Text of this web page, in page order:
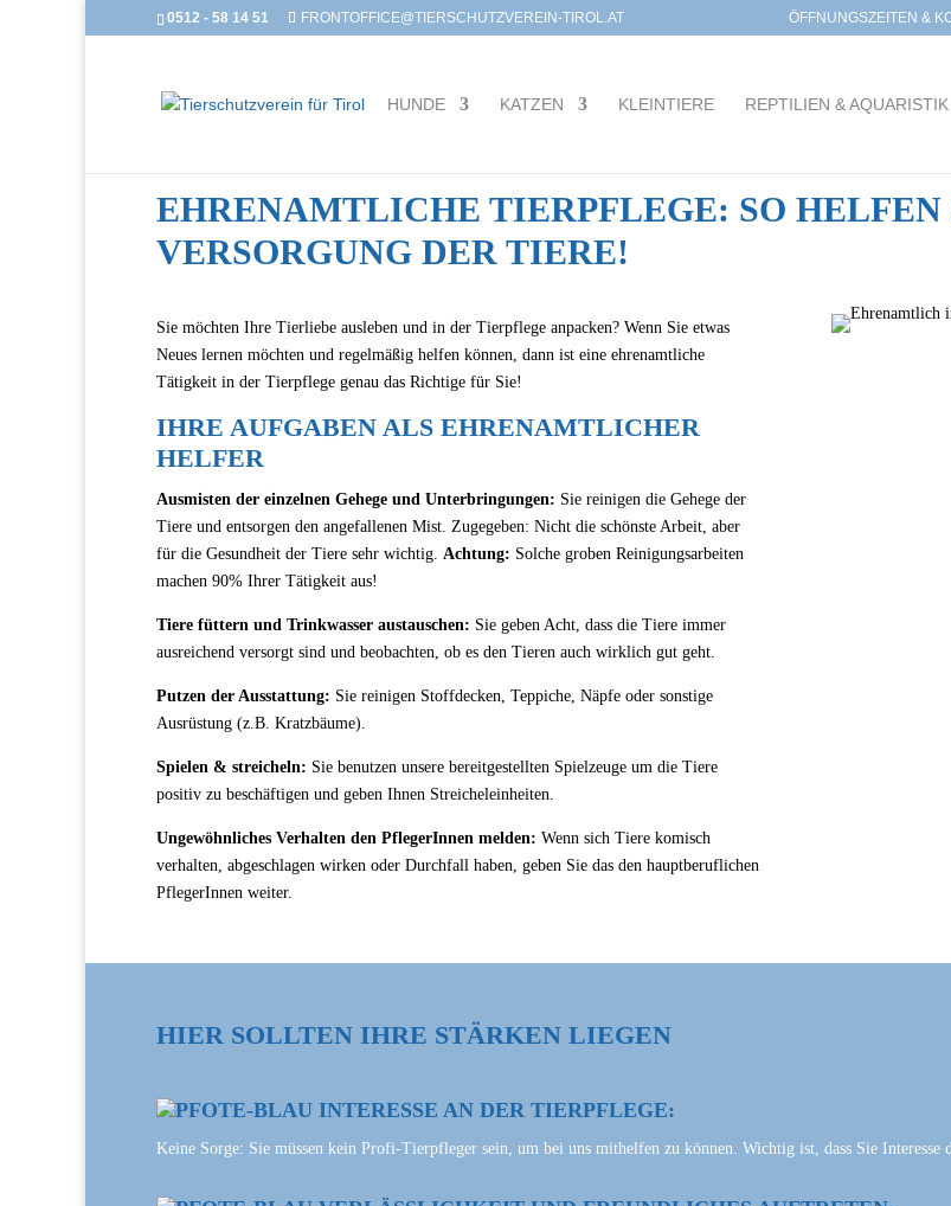
0512 - 58 14 51 FRONTOFFICE@TIERSCHUTZVEREIN-TIROL.AT ÖFFNUNGSZEITEN &
HUNDE KATZEN KLEINTIERE REPTILIEN & AQUARISTIK
EHRENAMTLICHE TIERPFLEGE: SO HELFEN
VERSORGUNG DER TIERE!
Sie möchten Ihre Tierliebe ausleben und in der Tierpflege anpacken? Wenn Sie etwas
Neues lernen möchten und regelmäßig helfen können, dann ist eine ehrenamtliche
Tätigkeit in der Tierpflege genau das Richtige für Sie!
IHRE AUFGABEN ALS EHRENAMTLICHER
HELFER
Ausmisten der einzelnen Gehege und Unterbringungen: Sie reinigen die Gehege der
Tiere und entsorgen den angefallenen Mist. Zugegeben: Nicht die schönste Arbeit, aber
für die Gesundheit der Tiere sehr wichtig. Achtung: Solche groben Reinigungsarbeiten
machen 90% Ihrer Tätigkeit aus!
Tiere füttern und Trinkwasser austauschen: Sie geben Acht, dass die Tiere immer
ausreichend versorgt sind und beobachten, ob es den Tieren auch wirklich gut geht.
Putzen der Ausstattung: Sie reinigen Stoffdecken, Teppiche, Näpfe oder sonstige
Ausrüstung (z.B. Kratzbäume).
Spielen & streicheln: Sie benutzen unsere bereitgestellten Spielzeuge um die Tiere
positiv zu beschäftigen und geben Ihnen Streicheleinheiten.
Ungewöhnliches Verhalten den PflegerInnen melden: Wenn sich Tiere komisch
verhalten, abgeschlagen wirken oder Durchfall haben, geben Sie das den hauptberuflichen
PflegerInnen weiter.
HIER SOLLTEN IHRE STÄRKEN LIEGEN
INTERESSE AN DER TIERPFLEGE:
Keine Sorge: Sie müssen kein Profi-Tierpfleger sein, um bei uns mithelfen zu können. Wichtig ist, dass Sie Interesse